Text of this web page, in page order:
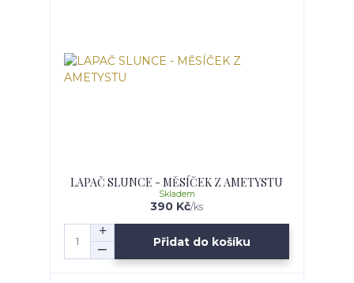
LAPAČ SLUNCE - MĚSÍČEK Z AMETYSTU
390 Kč/ks
Skladem
Přidat do košíku